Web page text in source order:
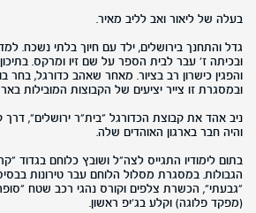
בעלה של ליאור ואב לליב מאיר.
גדל והתחנך בירושלים, ילד עם חיוך בלתי נשכח.
ובכיתה ז' עבר לבית הספר על שם זיו ומרקס.
והפגין כישרון רב בציור. מאחר שאהב כדורגל, בחר
ובמסגרת זו צייר יציעים של הקבוצות המובילות
ניב אהד את קבוצת הכדורגל "בית"ר ירושלים",
והיה חבר בארגון האוהדים שלה.
בתום לימודיו התגייס לצה"ל ושובץ כלוחם בגדוד
הגבולות. במסגרת מסלול הלוחם עבר טירונות
"גבעתי", הכשרת צלפים וקורס נהגי רכב שטח
(מפקד פלוגה) וקלע בג'יפ ראשון.